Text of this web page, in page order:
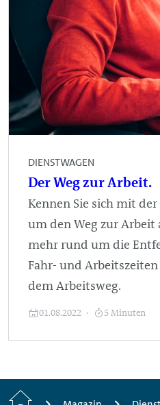
DIENSTWAGEN
Der Weg zur Arbeit.
Kennen Sie sich mit
um den Weg zur Arbeit
mehr rund um die
Fahr- und
dem Arbeitsweg.
01.08.2022 5 Minuten
Startseite